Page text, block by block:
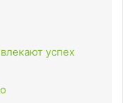
успех